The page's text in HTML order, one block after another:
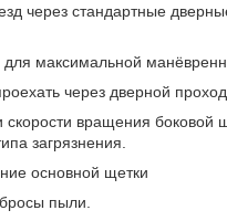
через стандартные
максимальной
через дверной
скорости вращения боковой
загрязнения.
основной щетки
пыли.